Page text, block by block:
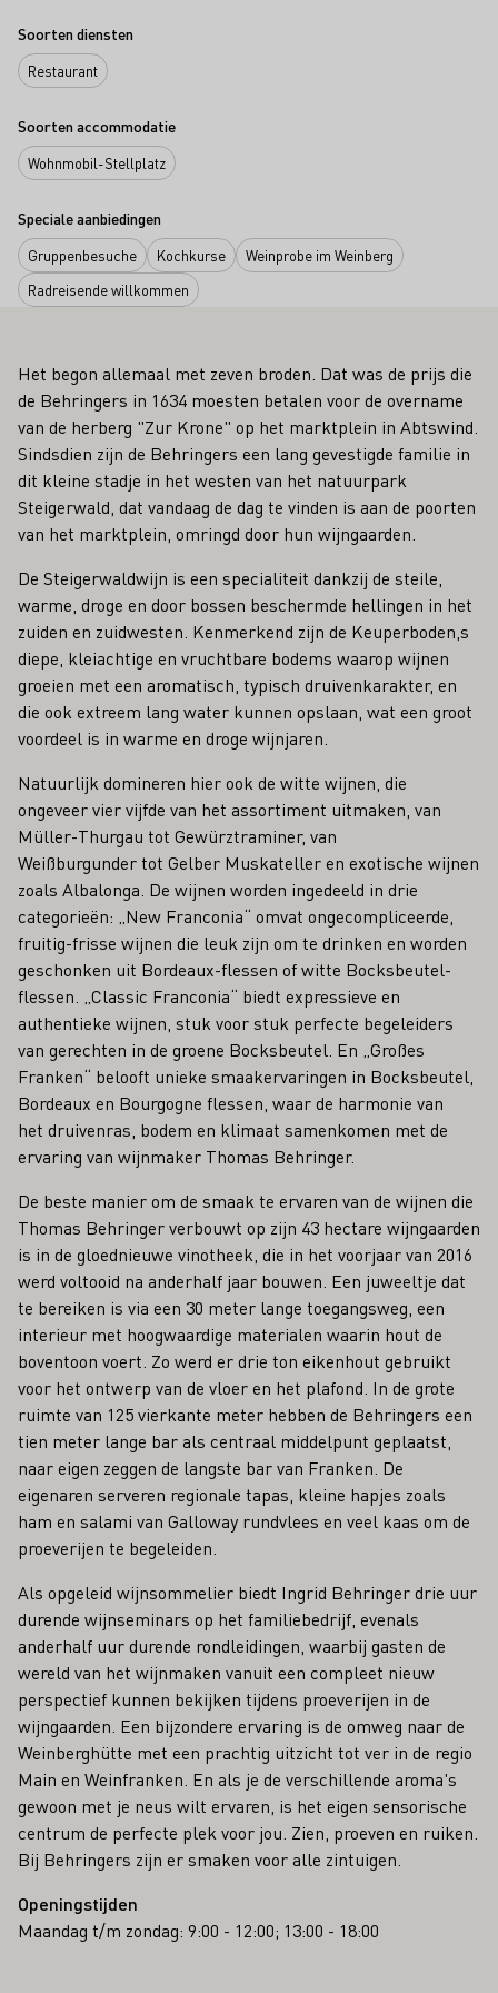
Soorten diensten
Restaurant
Soorten accommodatie
Wohnmobil-Stellplatz
Speciale aanbiedingen
Gruppenbesuche Kochkurse
Weinprobe im Weinberg
Radreisende willkommen
Het begon allemaal met zeven broden. Dat was de prijs die
de Behringers in 1634 moesten betalen voor de overname
van de herberg "Zur Krone" op het marktplein in Abtswind.
Sindsdien zijn de Behringers een lang gevestigde familie in
dit kleine stadje in het westen van het natuurpark
Steigerwald, dat vandaag de dag te vinden is aan de poorten
van het marktplein, omringd door hun wijngaarden.
De Steigerwaldwijn is een specialiteit dankzij de steile,
warme, droge en door bossen beschermde hellingen in het
zuiden en zuidwesten. Kenmerkend zijn de Keuperboden,s
diepe, kleiachtige en vruchtbare bodems waarop wijnen
groeien met een aromatisch, typisch druivenkarakter, en
die ook extreem lang water kunnen opslaan, wat een groot
voordeel is in warme en droge wijnjaren.
Natuurlijk domineren hier ook de witte wijnen, die
ongeveer vier vijfde van het assortiment uitmaken, van
Müller-Thurgau tot Gewürztraminer, van
Weißburgunder tot Gelber Muskateller en exotische wijnen
zoals Albalonga. De wijnen worden ingedeeld in drie
categorieën: „New Franconia“ omvat ongecompliceerde,
fruitig-frisse wijnen die leuk zijn om te drinken en worden
geschonken uit Bordeaux-flessen of witte Bocksbeutel-
flessen. „Classic Franconia“ biedt expressieve en
authentieke wijnen, stuk voor stuk perfecte begeleiders
van gerechten in de groene Bocksbeutel. En „Großes
Franken“ belooft unieke smaakervaringen in Bocksbeutel,
Bordeaux en Bourgogne flessen, waar de harmonie van
het druivenras, bodem en klimaat samenkomen met de
ervaring van wijnmaker Thomas Behringer.
De beste manier om de smaak te ervaren van de wijnen die
Thomas Behringer verbouwt op zijn 43 hectare wijngaarden
is in de gloednieuwe vinotheek, die in het voorjaar van 2016
werd voltooid na anderhalf jaar bouwen. Een juweeltje dat
te bereiken is via een 30 meter lange toegangsweg, een
interieur met hoogwaardige materialen waarin hout de
boventoon voert. Zo werd er drie ton eikenhout gebruikt
voor het ontwerp van de vloer en het plafond. In de grote
ruimte van 125 vierkante meter hebben de Behringers een
tien meter lange bar als centraal middelpunt geplaatst,
naar eigen zeggen de langste bar van Franken. De
eigenaren serveren regionale tapas, kleine hapjes zoals
ham en salami van Galloway rundvlees en veel kaas om de
proeverijen te begeleiden.
Als opgeleid wijnsommelier biedt Ingrid Behringer drie uur
durende wijnseminars op het familiebedrijf, evenals
anderhalf uur durende rondleidingen, waarbij gasten de
wereld van het wijnmaken vanuit een compleet nieuw
perspectief kunnen bekijken tijdens proeverijen in de
wijngaarden. Een bijzondere ervaring is de omweg naar de
Weinberghütte met een prachtig uitzicht tot ver in de regio
Main en Weinfranken. En als je de verschillende aroma's
gewoon met je neus wilt ervaren, is het eigen sensorische
centrum de perfecte plek voor jou. Zien, proeven en ruiken.
Bij Behringers zijn er smaken voor alle zintuigen.
Openingstijden
Maandag t/m zondag: 9:00 - 12:00; 13:00 - 18:00